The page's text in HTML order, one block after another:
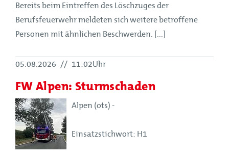
Bereits beim Eintreffen des Löschzuges der
Berufsfeuerwehr meldeten sich weitere betroffene
Personen mit ähnlichen Beschwerden. [...]
05.08.2026 // 11:02Uhr
FW Alpen: Sturmschaden
Alpen (ots) -
Einsatzstichwort: H1